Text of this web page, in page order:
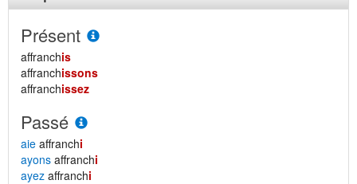
Présent
affranchis
affranchissons
affranchissez
Passé
aie affranchi
ayons affranchi
ayez affranchi